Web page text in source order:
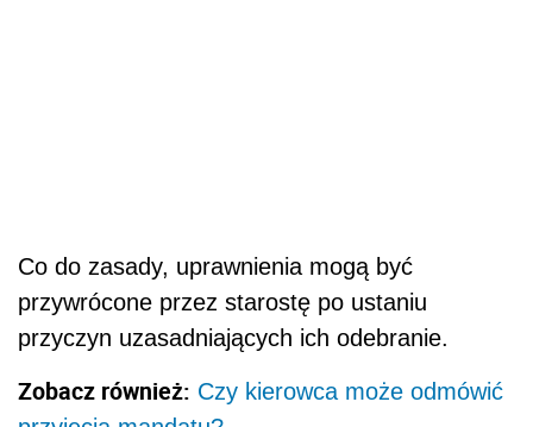
Co do zasady, uprawnienia mogą być
przywrócone przez starostę po ustaniu
przyczyn uzasadniających ich odebranie.
Zobacz również: Czy kierowca może odmówić